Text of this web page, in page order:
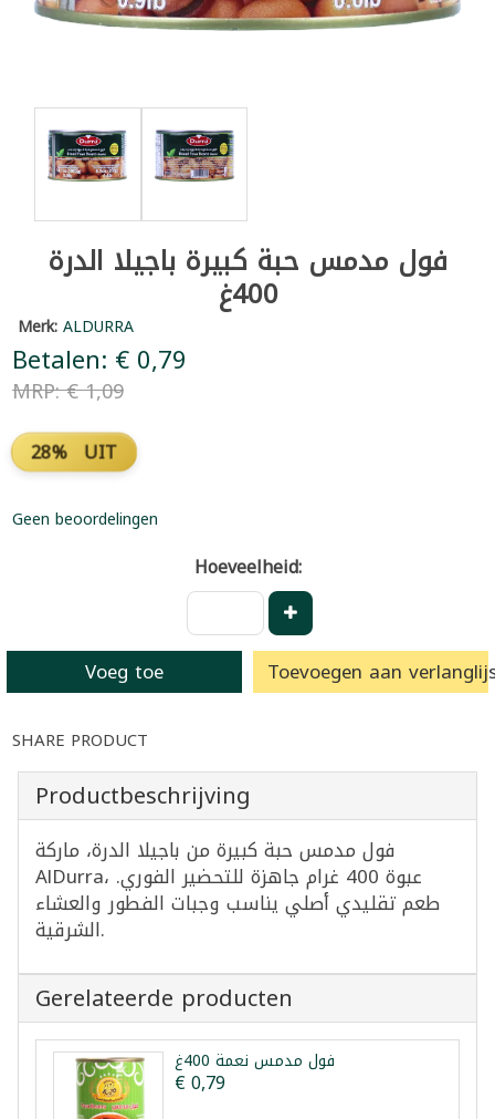
فول مدمس حبة كبيرة باجيلا الدرة
400غ
Merk:ALDURRA
Betalen: € 0,79
MRP: € 1,09
28% UIT
Geen beoordelingen
Hoeveelheid:
Voeg toe Toevoegen aan
SHARE PRODUCT
Productbeschrijving
فول مدمس حبة كبيرة من باجيلا الدرة، ماركة
AlDurra، عبوة 400 غرام جاهزة للتحضير الفوري.
طعم تقليدي أصلي يناسب وجبات الفطور والعشاء
الشرقية.
Gerelateerde producten
فول مدمس نعمة 400غ
€ 0,79